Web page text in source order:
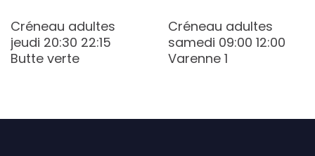
Créneau adultes
jeudi 20:30 22:15
Butte verte
Créneau adultes
samedi 09:00 12:00
Varenne 1